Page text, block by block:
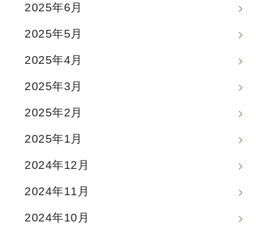
2025年6月
2025年5月
2025年4月
2025年3月
2025年2月
2025年1月
2024年12月
2024年11月
2024年10月